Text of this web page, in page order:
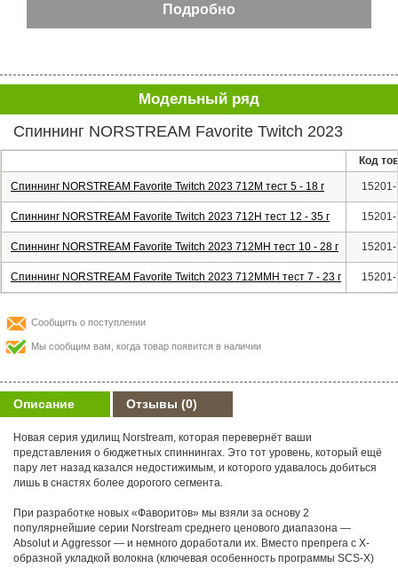
Модельный ряд
Спиннинг NORSTREAM Favorite Twitch 2023
Код
Спиннинг NORSTREAM Favorite Twitch 2023 712M тест 5 - 18 г
Спиннинг NORSTREAM Favorite Twitch 2023 712H тест 12 - 35 г
Спиннинг NORSTREAM Favorite Twitch 2023 712MH тест 10 - 28 г
Спиннинг NORSTREAM Favorite Twitch 2023 712MMH тест 7 - 23 г
Сообщить о поступлении
Мы сообщим вам, когда товар появится в наличии
Описание Отзывы (0)
Новая серия удилищ Norstream, которая перевернёт ваши
представления о бюджетных спиннингах. Это тот уровень, который ещё
пару лет назад казался недостижимым, и которого удавалось добиться
лишь в снастях более дорогого сегмента.
При разработке новых «Фаворитов» мы взяли за основу 2
популярнейшие серии Norstream среднего ценового диапазона —
Absolut и Aggressor — и немного доработали их. Вместо препрега с X-
образной укладкой волокна (ключевая особенность программы SCS-X)